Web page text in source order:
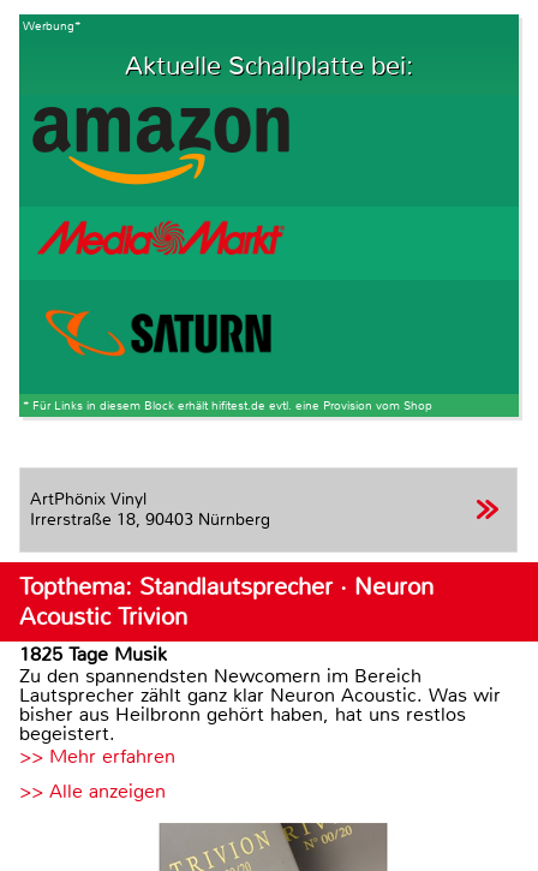
Werbung*
Aktuelle Schallplatte bei:
* Für Links in diesem Block erhält hifitest.de evtl. eine Provision vom Shop
ArtPhönix Vinyl
Irrerstraße 18, 90403 Nürnberg
Topthema: Standlautsprecher · Neuron
Acoustic Trivion
1825 Tage Musik
Zu den spannendsten Newcomern im Bereich
Lautsprecher zählt ganz klar Neuron Acoustic. Was wir
bisher aus Heilbronn gehört haben, hat uns restlos
begeistert.
>> Mehr erfahren
>> Alle anzeigen